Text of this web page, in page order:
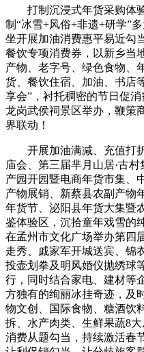
打制沉浸式年货采购体验
制“冰雪+风俗+非遗+研学”
坐开展加油消费惠平易近勾
餐饮专项消费券，以新乡当
产物、老字号、绿色食物、
货、餐饮住宿、加油、书店
享会”，衬托稠密的节日促
龙岗武侯祠景区举办，鞭策
界联动！
开展加油满减、充值打折
庙会、第三届芈月山居·古
产园开园暨电商年货市集、
产物展销、新蔡县农副产物
年货节、泌阳县年货大集暨
鉴体验区，沉拾童年戏雪的
在孟州市文化广场举办第四
走秀、戚家军开城送宾、锦
投壶划拳及明风婚仪抛绣球
行，同时结合家电、建材等
方独有的绚丽冰挂奇迹，及
物文创、国际食物、糖酒饮
拆、水产肉类、生鲜果蔬8
消费从题勾当，持续激活春